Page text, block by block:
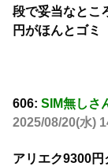
段で妥当なとこ
円がほんとゴミ
606: SIM無しさ
2025/08/20(水)
アリエク9300